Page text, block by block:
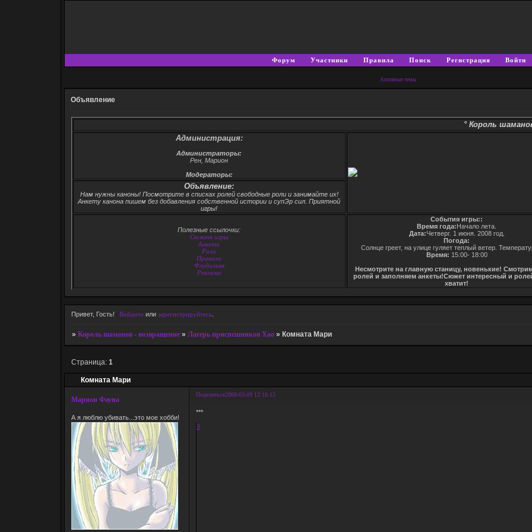
Форум Участники Правила Поиск Регистрация Войти
Активные темы
Объявление
° Король шаманов
Администрация:
Администраторы:
Рен, Марион
Модераторы:
Объявление:
Нам нужны каноны! Посмотрите в списках ролей свободные роли и занимайте их!
Анкету канона пишем без добавления собственной истории и супЭр сил. Приятной
игры!
Полезные ссылочки:
Сюжет игры
Анкета
Роли
Правила
Флудильня
Реклама
События игры::
Время года:Начало лета.
Дата:Четверг. 1 июня. 2008 год.
Погода:
Солнце греет, на улице гуляет теплый ветер.
Время: 15:00- 18:00
Несмотрите на главную станицу, новенькие!
ролей и заполняем анкеты!Сюжет интересный и
хватит!
Привет, Гость! Войдите илизарегистрируйтесь
» Король шаманов - возвращение » Лагерь приспешников Хао » Комната Мари
Комната Мари
Страница: 1
Поделиться2008-03-09 12:16:13
Марион Фауна
А я люблю убивать...это мое хобби!
***
0